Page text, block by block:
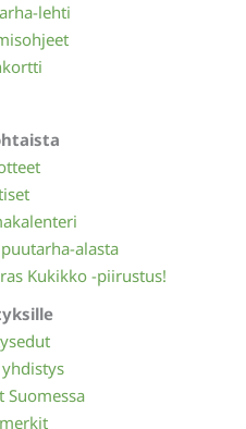
lehti
alasta
Kukikko -piirustus!
Suomessa